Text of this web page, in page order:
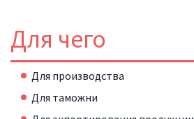
Для чего
Для производства
Для таможни